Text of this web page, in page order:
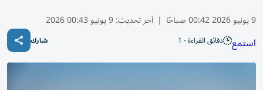
9 يونيو 2026 00:42 صباحًا | آخر تحديث:9 يونيو 00:43 2026
استمع دقائق القراءة - 1 شارك